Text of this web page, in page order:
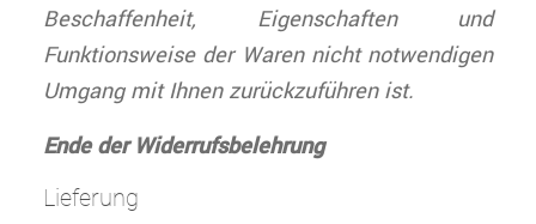
Beschaffenheit, Eigenschaften und
Funktionsweise der Waren nicht notwendigen
Umgang mit Ihnen zurückzuführen ist.
Ende der Widerrufsbelehrung
Lieferung